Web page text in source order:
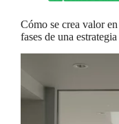
Cómo se crea valor
fases de una